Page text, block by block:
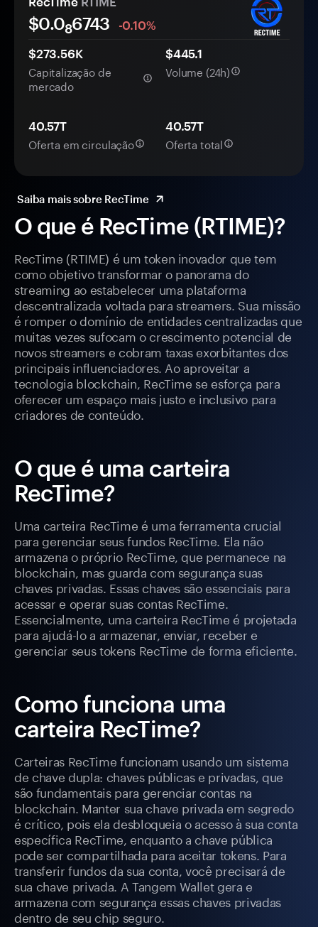
O que é RecTime (RTIME)?
RecTime (RTIME) é um token inovador que tem
como objetivo transformar o panorama do
streaming ao estabelecer uma plataforma
descentralizada voltada para streamers. Sua missão
é romper o domínio de entidades centralizadas que
muitas vezes sufocam o crescimento potencial de
novos streamers e cobram taxas exorbitantes dos
principais influenciadores. Ao aproveitar a
tecnologia blockchain, RecTime se esforça para
oferecer um espaço mais justo e inclusivo para
criadores de conteúdo.
O que é uma carteira
RecTime?
Uma carteira RecTime é uma ferramenta crucial
para gerenciar seus fundos RecTime. Ela não
armazena o próprio RecTime, que permanece na
blockchain, mas guarda com segurança suas
chaves privadas. Essas chaves são essenciais para
acessar e operar suas contas RecTime.
Essencialmente, uma carteira RecTime é projetada
para ajudá-lo a armazenar, enviar, receber e
gerenciar seus tokens RecTime de forma eficiente.
Como funciona uma
carteira RecTime?
Carteiras RecTime funcionam usando um sistema
de chave dupla: chaves públicas e privadas, que
são fundamentais para gerenciar contas na
blockchain. Manter sua chave privada em segredo
é crítico, pois ela desbloqueia o acesso à sua conta
específica RecTime, enquanto a chave pública
pode ser compartilhada para aceitar tokens. Para
transferir fundos da sua conta, você precisará de
sua chave privada. A Tangem Wallet gera e
armazena com segurança essas chaves privadas
dentro de seu chip seguro.
$0.086743
-0.10%
$273.56K
Capitalização de
mercado
$445.1
Volume (24h)
40.57T
Oferta em circulação
40.57T
Oferta total
Saiba mais sobre RecTime